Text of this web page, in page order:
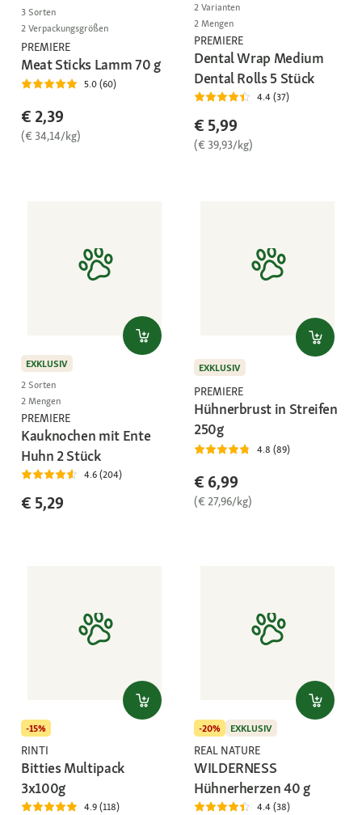
3 Sorten
2 Verpackungsgrößen
PREMIERE
Meat Sticks Lamm 70 g
5.0 (60)
€ 2,39
(€ 34,14/kg)
2 Varianten
2 Mengen
PREMIERE
Dental Wrap Medium
Dental Rolls 5 Stück
4.4 (37)
€ 5,99
(€ 39,93/kg)
EXKLUSIV
2 Sorten
2 Mengen
PREMIERE
Kauknochen mit Ente
Huhn 2 Stück
4.6 (204)
€ 5,29
EXKLUSIV
PREMIERE
Hühnerbrust in Streifen
250g
4.8 (89)
€ 6,99
(€ 27,96/kg)
-15%
RINTI
Bitties Multipack
3x100g
4.9 (118)
-20% EXKLUSIV
REAL NATURE
WILDERNESS
Hühnerherzen 40 g
4.4 (38)